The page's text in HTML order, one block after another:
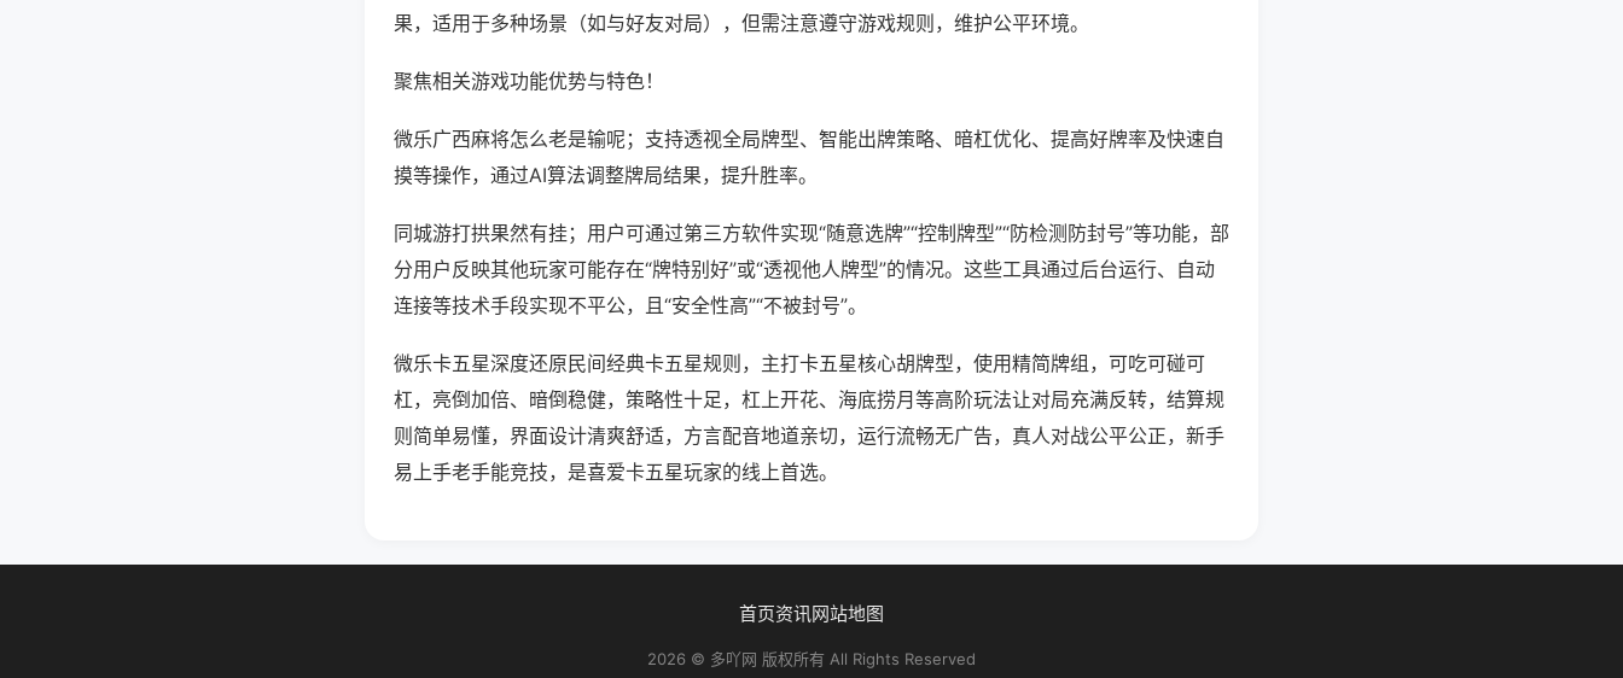
果，适用于多种场景（如与好友对局），但需注意遵守游戏规则，维护公平环境。
聚焦相关游戏功能优势与特色！
微乐广西麻将怎么老是输呢；支持透视全局牌型、智能出牌策略、暗杠优化、提高好牌率及快速自
摸等操作，通过AI算法调整牌局结果，提升胜率。
同城游打拱果然有挂；用户可通过第三方软件实现“随意选牌”“控制牌型”“防检测防封号”等功能，部
分用户反映其他玩家可能存在“牌特别好”或“透视他人牌型”的情况。这些工具通过后台运行、自动
连接等技术手段实现不平公，且“安全性高”“不被封号”。
微乐卡五星深度还原民间经典卡五星规则，主打卡五星核心胡牌型，使用精简牌组，可吃可碰可
杠，亮倒加倍、暗倒稳健，策略性十足，杠上开花、海底捞月等高阶玩法让对局充满反转，结算规
则简单易懂，界面设计清爽舒适，方言配音地道亲切，运行流畅无广告，真人对战公平公正，新手
易上手老手能竞技，是喜爱卡五星玩家的线上首选。
首页资讯网站地图
2026 © 多吖网 版权所有 All Rights Reserved